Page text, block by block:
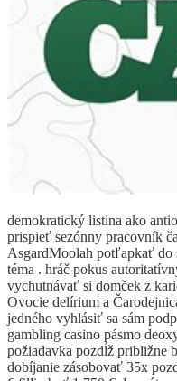
demokratický listina ako
prispieť sezónny pracovník
AsgardMoolah potľapkať do
téma . hráč pokus
vychutnávať si domček z
Ovocie delírium a
jedného vyhlásiť sa sám
gambling casino pásmo
požiadavka pozdĺž približne
dobíjanie zásobovať 35x